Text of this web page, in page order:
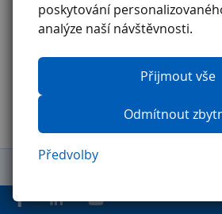
poskytování
analýze naší návštěvnosti.
Přijmout vše
Odmítnout
Předvolby
Obchodní podmínky